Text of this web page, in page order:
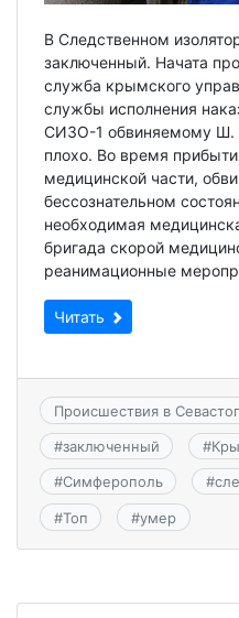
В Следственном
заключенный. Начата
служба крымского
службы исполнения
СИЗО-1 обвиняемому Ш.
плохо. Во время
медицинской части,
бессознательном
необходимая
бригада скорой
реанимационные
Читать
Происшествия в
#заключенный #
#Симферополь #
#Топ #умер